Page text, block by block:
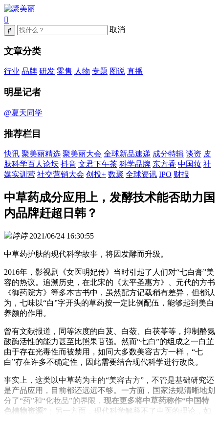
取消
文章分类
行业 品牌 研发 零售 人物 专题 图说 直播
明星记者
@夏天同学
推荐栏目
快讯 聚美丽精选 聚美丽大会 全球新品速递 成分特辑 谈资 皮
肤科学百人论坛 抖音 文君下午茶 科学品牌 东方香 中国妆 社
媒实训营 社交营销大会 创投+ 数聚 全球资讯 IPO 财报
中草药成分应用上，发酵技术能否助力国
内品牌赶超日韩？
诗诗 2021/06/24 16:30:55
中草药护肤的现代科学故事，将因发酵而升级。
2016年，影视剧《女医明妃传》当时引起了人们对“七白膏”美
容的热议。追溯历史，在北宋的《太平圣惠方》、元代的方书
《御药院方》等多本古书中，虽然配方记载稍有差异，但都认
为，七味以“白”字开头的草药按一定比例配伍，能够起到美白
养颜的作用。
曾有文献报道，同等浓度的白芨、白蔹、白茯苓等，抑制酪氨
酸酶活性的能力甚至比熊果苷强。然而“七白”的组成之一白芷
由于存在光毒性而被禁用，如同大多数美容古方一样，“七
白”存在许多不确定性，因此需要结合现代科学进行改良。
事实上，这类以中草药为主的“美容古方”，不管是基础研究还
是产品应用，目前都还远远不够。一方面，国家法规清晰地划
分了“药”和“化妆品”的界限， 现在更多将中草药称作“中国特
色植物资源” ；另一方面，现代科学解释不了中医的理论，如